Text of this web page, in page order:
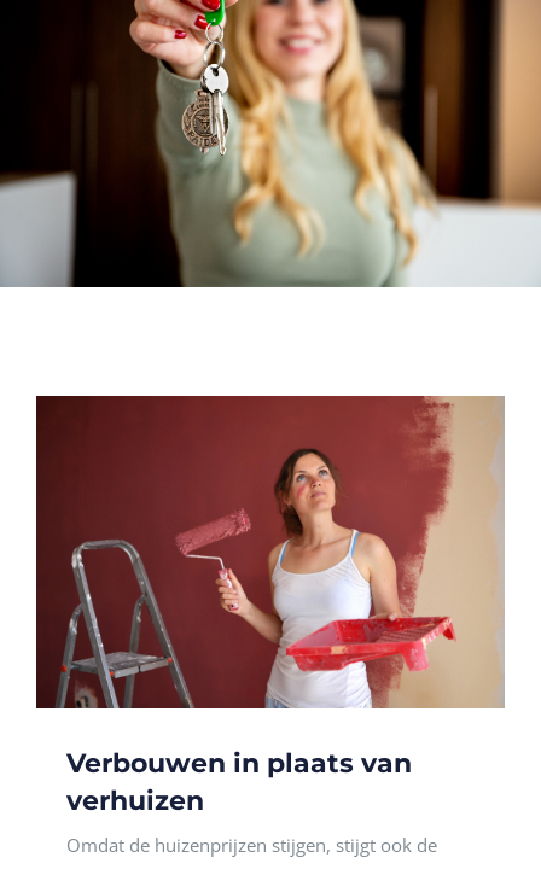
Verbouwen in plaats van
verhuizen
Omdat de huizenprijzen stijgen, stijgt ook de